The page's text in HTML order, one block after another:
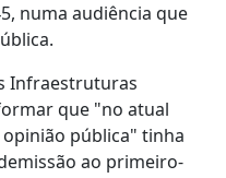
numa audiência que
Infraestruturas
que "no atual
pública" tinha
ao primeiro-